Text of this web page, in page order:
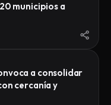
municipios a
a consolidar
cercanía y